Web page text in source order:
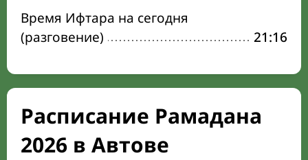
Время Ифтара на сегодня
(разговение)
21:16
Расписание Рамадана
2026 в Автове